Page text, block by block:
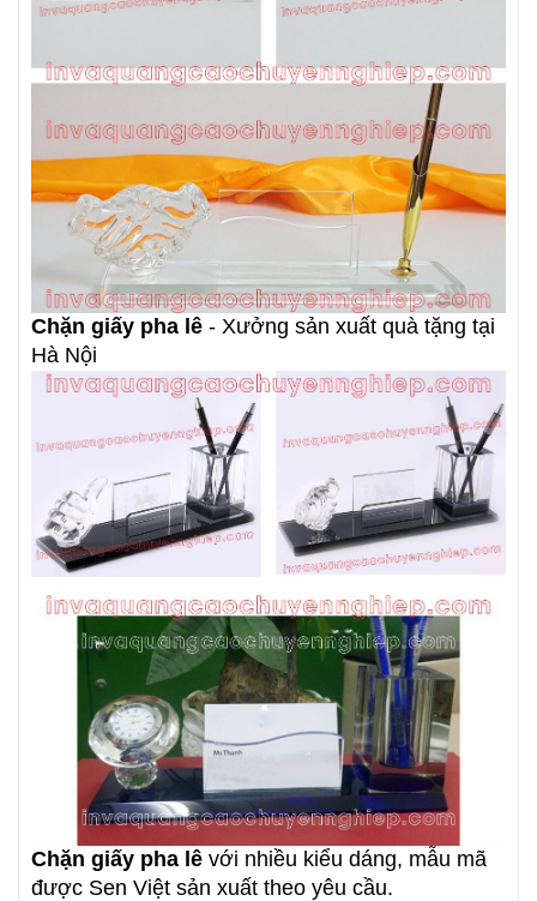
Chặn giấy pha lê - Xưởng sản xuất quà tặng tại
Hà Nội
Chặn giấy pha lê với nhiều kiểu dáng, mẫu mã
được Sen Việt sản xuất theo yêu cầu.